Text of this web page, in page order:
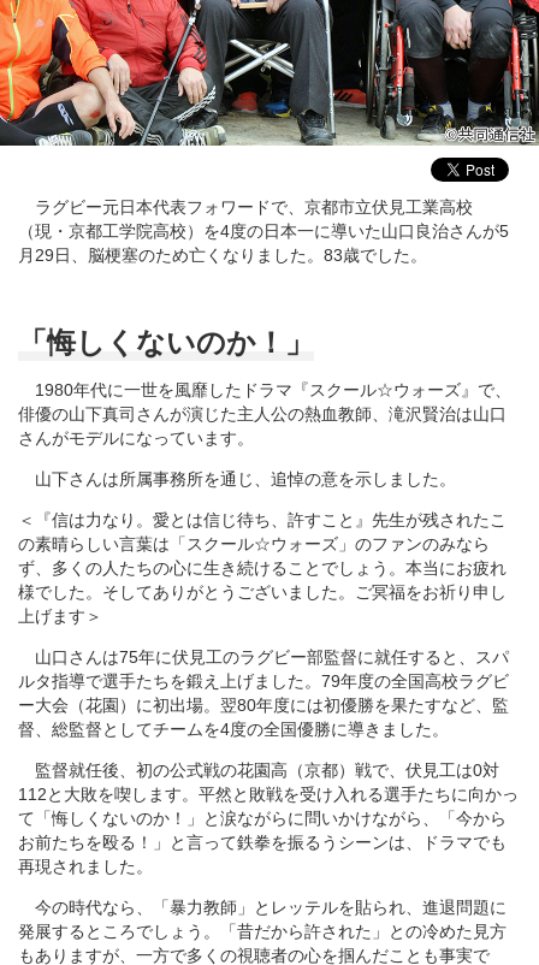
ラグビー元日本代表フォワードで、京都市立伏見工業高校
（現・京都工学院高校）を4度の日本一に導いた山口良治さんが5
月29日、脳梗塞のため亡くなりました。83歳でした。
「悔しくないのか！」
1980年代に一世を風靡したドラマ『スクール☆ウォーズ』で、
俳優の山下真司さんが演じた主人公の熱血教師、滝沢賢治は山口
さんがモデルになっています。
山下さんは所属事務所を通じ、追悼の意を示しました。
＜『信は力なり。愛とは信じ待ち、許すこと』先生が残されたこ
の素晴らしい言葉は「スクール☆ウォーズ」のファンのみなら
ず、多くの人たちの心に生き続けることでしょう。本当にお疲れ
様でした。そしてありがとうございました。ご冥福をお祈り申し
上げます＞
山口さんは75年に伏見工のラグビー部監督に就任すると、スパ
ルタ指導で選手たちを鍛え上げました。79年度の全国高校ラグビ
ー大会（花園）に初出場。翌80年度には初優勝を果たすなど、監
督、総監督としてチームを4度の全国優勝に導きました。
監督就任後、初の公式戦の花園高（京都）戦で、伏見工は0対
112と大敗を喫します。平然と敗戦を受け入れる選手たちに向かっ
て「悔しくないのか！」と涙ながらに問いかけながら、「今から
お前たちを殴る！」と言って鉄拳を振るうシーンは、ドラマでも
再現されました。
今の時代なら、「暴力教師」とレッテルを貼られ、進退問題に
発展するところでしょう。「昔だから許された」との冷めた見方
もありますが、一方で多くの視聴者の心を掴んだことも事実で